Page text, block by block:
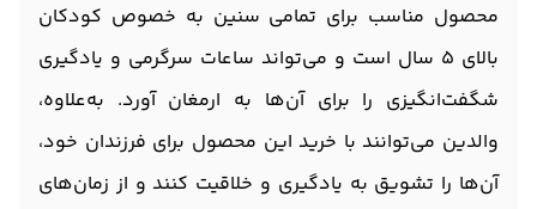
محصول مناسب برای تمامی سنین به خصوص کودکان
بالای 5 سال است و می‌تواند ساعات سرگرمی و یادگیری
شگفت‌انگیزی را برای آن‌ها به ارمغان آورد. به‌علاوه،
والدین می‌توانند با خرید این محصول برای فرزندان خود،
آن‌ها را تشویق به یادگیری و خلاقیت کنند و از زمان‌های